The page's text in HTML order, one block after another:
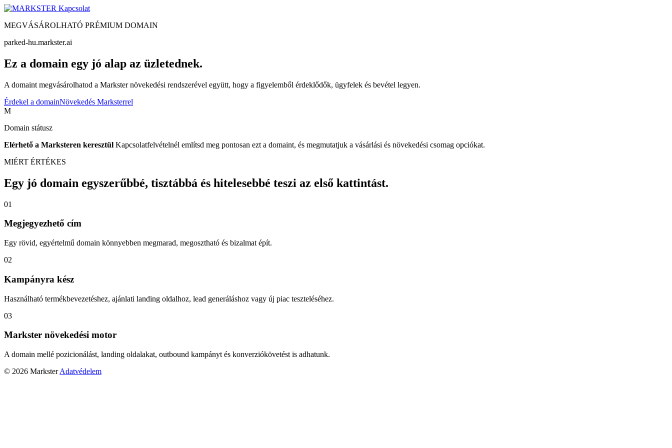
Kapcsolat
MEGVÁSÁROLHATÓ PRÉMIUM DOMAIN
parked-hu.markster.ai
Ez a domain egy jó alap az üzletednek.
A domaint megvásárolhatod a Markster növekedési rendszerével együtt, hogy a figyelemből érdeklődők, ügyfelek és bevétel legyen.
Érdekel a domainNövekedés Marksterrel
M
Domain státusz
Elérhető a Marksteren keresztül Kapcsolatfelvételnél említsd meg pontosan ezt a domaint, és megmutatjuk a vásárlási és növekedési csomag opciókat.
MIÉRT ÉRTÉKES
Egy jó domain egyszerűbbé, tisztábbá és hitelesebbé teszi az első kattintást.
01
Megjegyezhető cím
Egy rövid, egyértelmű domain könnyebben megmarad, megosztható és bizalmat épít.
02
Kampányra kész
Használható termékbevezetéshez, ajánlati landing oldalhoz, lead generáláshoz vagy új piac teszteléséhez.
03
Markster növekedési motor
A domain mellé pozicionálást, landing oldalakat, outbound kampányt és konverziókövetést is adhatunk.
© 2026 Markster Adatvédelem